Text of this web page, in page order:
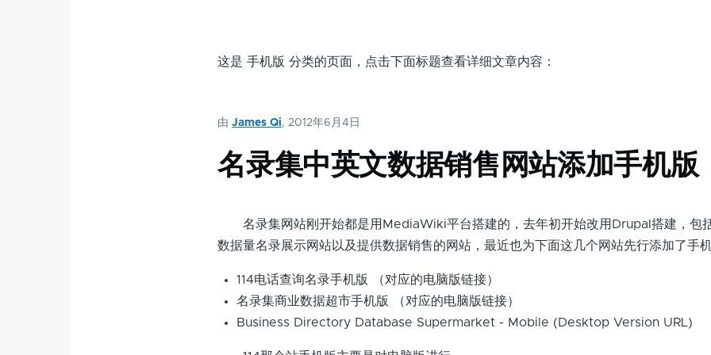
这是 手机版 分类的页面，点击下面标题查看详细文章内容：
由James Qi, 2012年6月4日
名录集中英文数据销售网站添加手机版
名录集网站刚开始都是用MediaWiki平台搭建的，去年初开始改用Drupal搭建，包
数据量名录展示网站以及提供数据销售的网站，最近也为下面这几个网站先行添加了手
114电话查询名录手机版 （对应的电脑版链接）
名录集商业数据超市手机版 （对应的电脑版链接）
Business Directory Database Supermarket - Mobile (Desktop Version URL)